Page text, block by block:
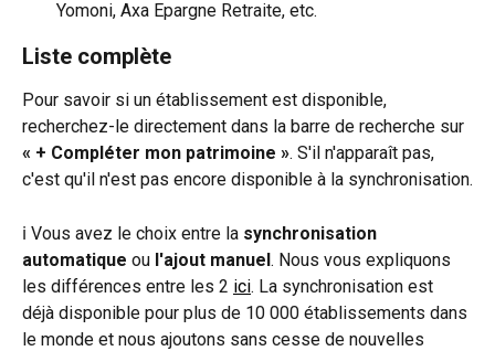
Yomoni, Axa Epargne Retraite, etc.
Liste complète
Pour savoir si un établissement est disponible,
recherchez-le directement dans la barre de recherche sur
« + Compléter mon patrimoine ». S'il n'apparaît pas,
c'est qu'il n'est pas encore disponible à la synchronisation.
ℹ️ Vous avez le choix entre la synchronisation
automatique ou l'ajout manuel. Nous vous expliquons
les différences entre les 2 ici. La synchronisation est
déjà disponible pour plus de 10 000 établissements dans
le monde et nous ajoutons sans cesse de nouvelles